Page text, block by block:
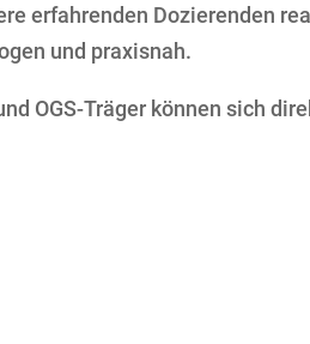
erfahrenden Dozierenden
und praxisnah.
OGS-Träger können sich